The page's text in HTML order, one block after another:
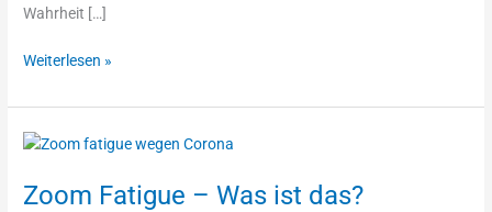
Wahrheit […]
Weiterlesen »
Zoom Fatigue – Was ist das?
Zoom
–